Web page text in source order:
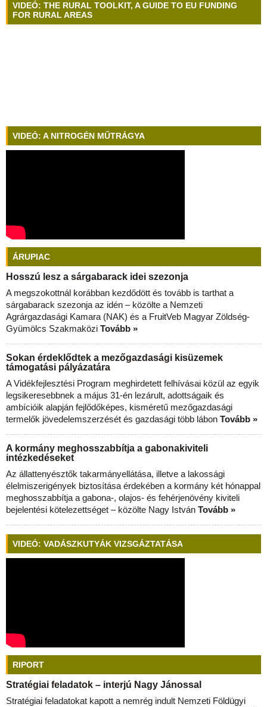
VIDEÓ: THE RURAL TOOLKIT, A GUIDE TO EU FUNDING
FOR RURAL AREAS
VIDEÓ: A NITROGÉN MŰTRÁGYA
ÁRUPIAC
Hosszú lesz a sárgabarack idei szezonja
A megszokottnál korábban kezdődött és tovább is tarthat a
sárgabarack szezonja az idén – közölte a Nemzeti
Agrárgazdasági Kamara (NAK) és a FruitVeb Magyar Zöldség-
Gyümölcs Szakmaközi Tovább »
Sokan érdeklődtek a mezőgazdasági kisüzemek
támogatási pályázatára
A Vidékfejlesztési Program meghirdetett felhívásai közül az egyik
legsikeresebbnek a május 31-én lezárult, adottságaik és
ambícióik alapján fejlődőképes, kisméretű mezőgazdasági
termelők jövedelemszerzését és gazdasági több lábon Tovább »
A kormány meghosszabbítja a gabonakiviteli
intézkedéseket
Az állattenyésztők takarmányellátása, illetve a lakossági
élelmiszerigények biztosítása érdekében a kormány két hónappal
meghosszabbítja a gabona-, olajos- és fehérjenövény kiviteli
bejelentési kötelezettséget – közölte Nagy István Tovább »
VIDEÓ: VADÁSZKUTYÁK VIZSGÁZTATÁSA
RIPORT
Stratégiai feladatok – interjú Nagy Jánossal
Stratégiai feladatokat kapott a nemrég indult Nemzeti Földügyi